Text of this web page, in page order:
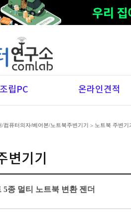
조립PC 온라인견적
/컴퓨터의자/베어본/노트북주변기기 > 노트북 주변기
변기기
5종 멀티 노트북 변환 젠더